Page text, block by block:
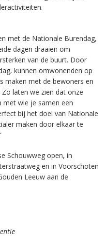
met de Nationale Burendag,
dagen draaien om
van de buurt. Door
kunnen omwonenden op
maken met de bewoners en
laten we zien dat onze
wie je samen een
bij het doel van Nationale
maken door elkaar te
Schouwweg open, in
en in Voorschoten
Leeuw aan de